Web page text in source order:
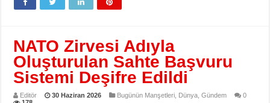
NATO Zirvesi Adıyla
Oluşturulan Sahte Başvuru
Sistemi Deşifre Edildi
Editör 30 Haziran 2026 Bugünün Manşetleri Dünya ,Gündem
0